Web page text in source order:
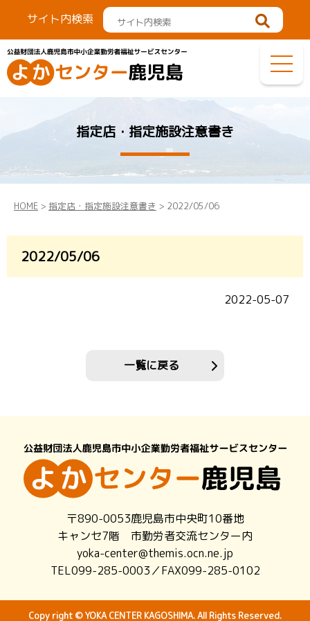
サイト内検索
指定店・指定施設注意書き
HOME > 指定店・指定施設注意書き > 2022/05/06
2022/05/06
2022-05-07
一覧に戻る
〒890-0053鹿児島市中央町10番地
キャンセ7階 市勤労者交流センター内
yoka-center@themis.ocn.ne.jp
TEL099-285-0003／FAX099-285-0102
Copy right © YOKA CENTER KAGOSHIMA. All Rights Reserved.